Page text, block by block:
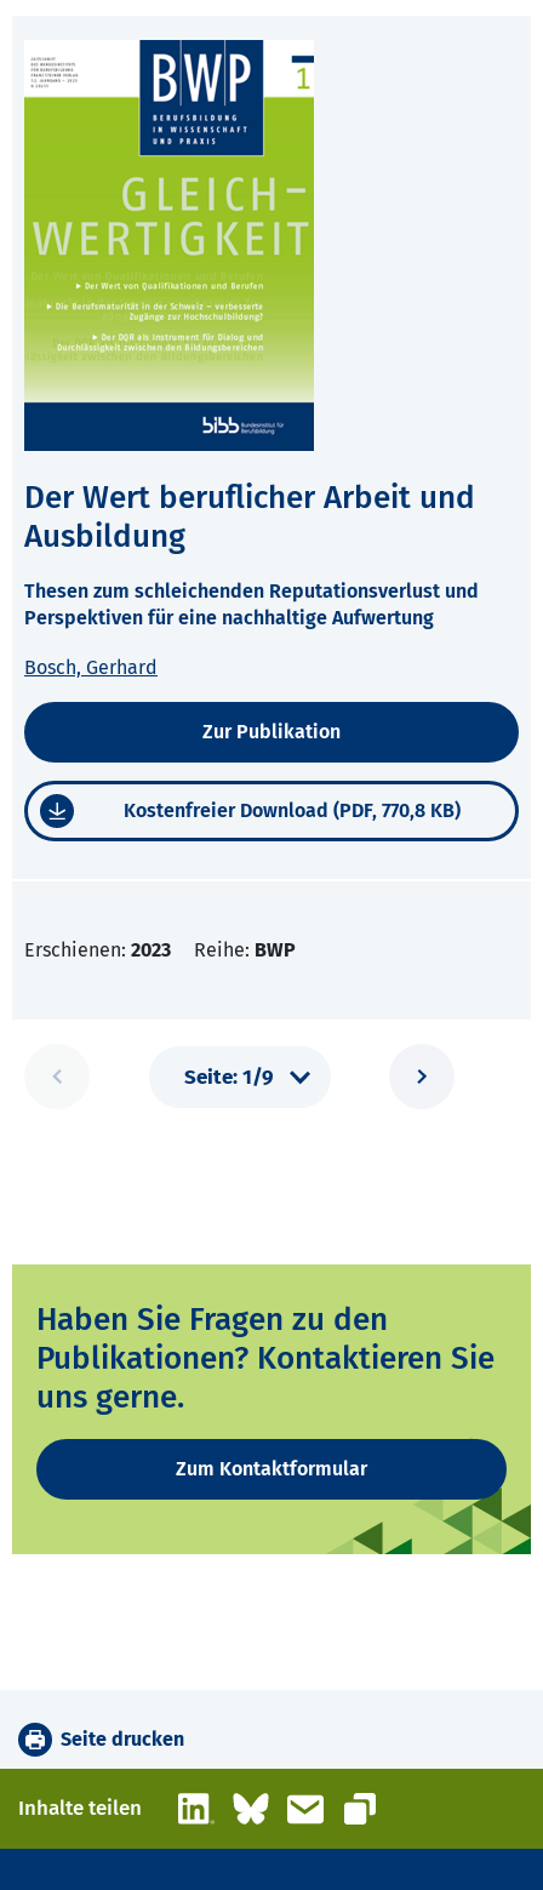
Der Wert beruflicher Arbeit und
Ausbildung
Thesen zum schleichenden Reputationsverlust und
Perspektiven für eine nachhaltige Aufwertung
Bosch, Gerhard
Zur Publikation
Kostenfreier Download (PDF, 770,8 KB)
Erschienen: 2023 Reihe: BWP
Haben Sie Fragen zu den
Publikationen? Kontaktieren Sie
uns gerne.
Zum Kontaktformular
Seite drucken
Inhalte teilen LinkedInBlueskyE-Mail
Link kopieren